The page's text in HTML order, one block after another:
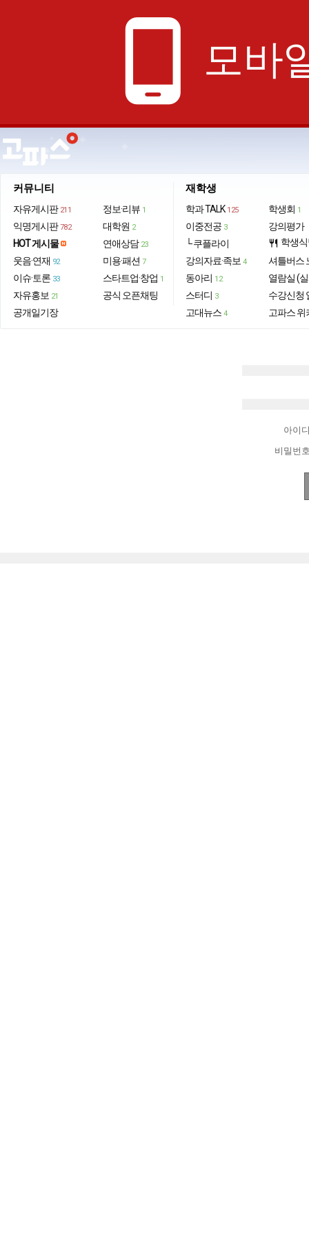
phone_android 모바
커뮤니티
자유게시판 211
익명게시판 782
HOT 게시물
웃음·연재 92
이슈·토론 33
자유홍보 21
공개일기장
정보·리뷰 1
대학원 2
연애상담 23
미용·패션 7
스타트업·창업 1
공식 오픈채팅
재학생
학과 TALK 125
이중전공 3
└ 쿠플라이
강의자료·족보 4
동아리 12
스터디 3
고대뉴스 4
학생회 1
강의평가
restaurant 학생
셔틀버스
열람실 (
수강신청
고파스 위
아이
비밀번